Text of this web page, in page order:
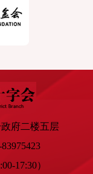
府二楼五层
17:30）